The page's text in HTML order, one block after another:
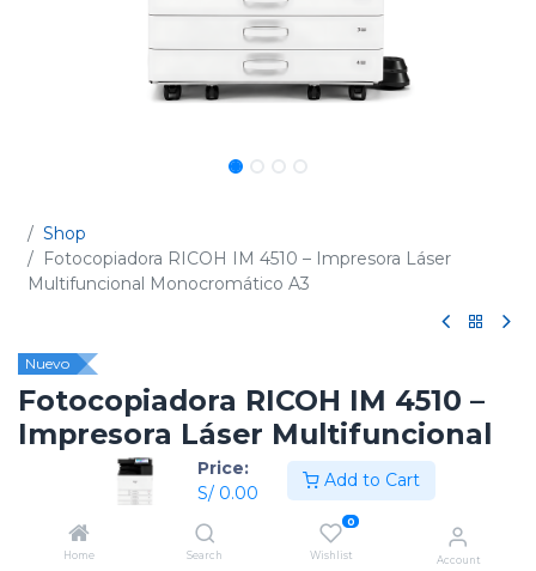
Price:
S/ 0.00
Add to Cart
Home Search
0
Wishlist Account
Shop
Fotocopiadora RICOH IM 4510 – Impresora Láser
Multifuncional Monocromático A3
Nuevo
Fotocopiadora RICOH IM 4510 –
Impresora Láser Multifuncional
Monocromático A3
(0 reseña)
Código:423781